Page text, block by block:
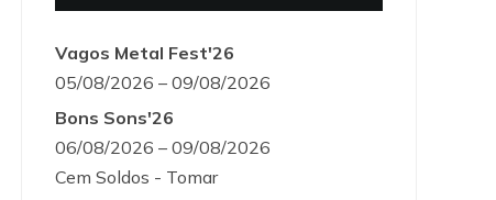
Vagos Metal Fest'26
05/08/2026 – 09/08/2026
Bons Sons'26
06/08/2026 – 09/08/2026
Cem Soldos - Tomar